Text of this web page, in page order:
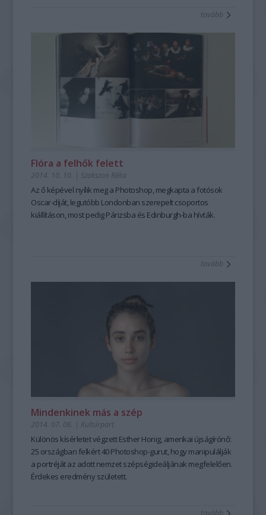
tovább
Flóra a felhők felett
2014. 10. 10. | Szakszon Réka
Az ő képével nyílik meg a Photoshop, megkapta a fotósok
Oscar-díját, legutóbb Londonban szerepelt csoportos
kiállításon, most pedig Párizsba és Edinburgh-ba hívták.
tovább
Mindenkinek más a szép
2014. 07. 06. | Kultúrpart
Különös kísérletet végzett Esther Honig, amerikai újságírónő:
25 országban felkért 40 Photoshop-gurut, hogy manipulálják
a portréjátaz adottnemzet szépségideáljának megfelelően.
Érdekes eredmény született.
tovább